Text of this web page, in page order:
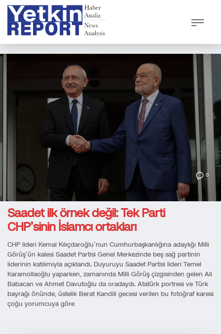
0
Saadet ilk örnek değil: Tek Parti
CHP’sinin İslamcı ortakları
CHP lideri Kemal Kılıçdaroğlu’nun Cumhurbaşkanlığına adaylığı Milli
Görüş’ün kalesi Saadet Partisi Genel Merkezinde beş sağ partinin
liderinin katılımıyla açıklandı. Duyuruyu Saadet Partisi lideri Temel
Karamollaoğlu yaparken, zamanında Milli Görüş çizgisinden gelen Ali
Babacan ve Ahmet Davutoğlu da oradaydı. Atatürk portresi ve Türk
bayrağı önünde, üstelik Berat Kandili gecesi verilen bu fotoğraf karesi
çoğu yorumcuya göre